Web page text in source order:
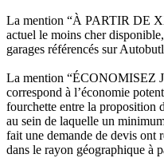
La mention “À PARTIR DE
actuel le moins cher
garages référencés sur
La mention “ÉCONOMISEZ
correspond à l’économie
fourchette entre la proposition
au sein de laquelle un
fait une demande de devis ont
dans le rayon géographique à